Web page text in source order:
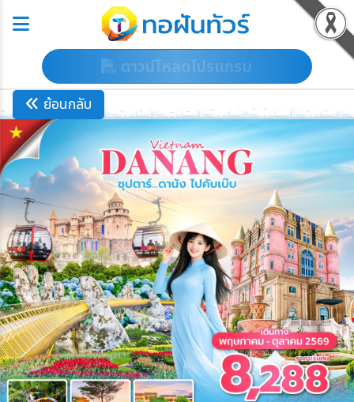
ดาวน์โหลดโปรแกรม
ย้อนกลับ